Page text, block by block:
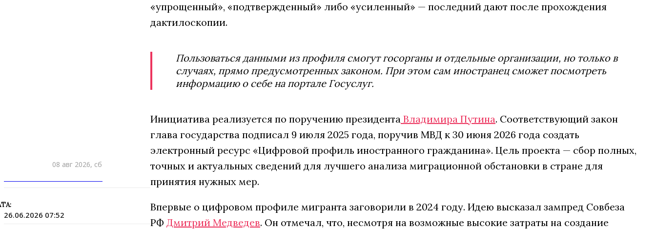
08 авг 2026, сб
26.06.2026 07:52
«упрощенный», «подтвержденный» либо «усиленный» — последний дают после прохождения
дактилоскопии.
Пользоваться данными из профиля смогут госорганы и отдельные организации, но только в
случаях, прямо предусмотренных законом. При этом сам иностранец сможет посмотреть
информацию о себе на портале Госуслуг.
Инициатива реализуется по поручению президента Владимира Путина. Соответствующий закон
глава государства подписал 9 июля 2025 года, поручив МВД к 30 июня 2026 года создать
электронный ресурс «Цифровой профиль иностранного гражданина». Цель проекта — сбор полных,
точных и актуальных сведений для лучшего анализа миграционной обстановки в стране для
принятия нужных мер.
Впервые о цифровом профиле мигранта заговорили в 2024 году. Идею высказал зампред Совбеза
РФ Дмитрий Медведев. Он отмечал, что, несмотря на возможные высокие затраты на создание